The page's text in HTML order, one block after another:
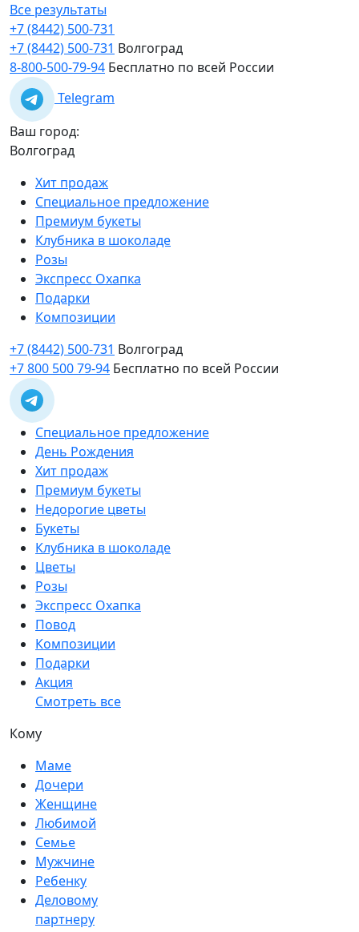
Все результаты
+7 (8442) 500-731
+7 (8442) 500-731 Волгоград
8-800-500-79-94 Бесплатно по всей России
Telegram
Ваш город:
Волгоград
Хит продаж
Специальное предложение
Премиум букеты
Клубника в шоколаде
Розы
Экспресс Охапка
Подарки
Композиции
+7 (8442) 500-731 Волгоград
+7 800 500 79-94 Бесплатно по всей России
Специальное предложение
День Рождения
Хит продаж
Премиум букеты
Недорогие цветы
Букеты
Клубника в шоколаде
Цветы
Розы
Экспресс Охапка
Повод
Композиции
Подарки
Акция
Смотреть все
Кому
Маме
Дочери
Женщине
Любимой
Семье
Мужчине
Ребенку
Деловому
партнеру